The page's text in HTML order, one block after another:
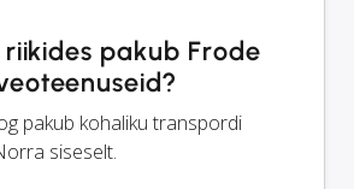
riikides pakub Frode
pakub kohaliku transpordi
siseselt.